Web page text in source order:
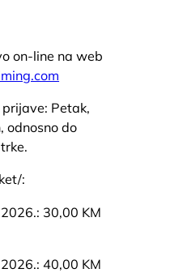
on-line na web
Petak,
odnosno do
:
30,00 KM
40,00 KM